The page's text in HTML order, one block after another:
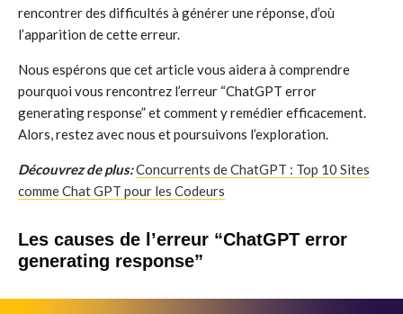
rencontrer des difficultés à générer une réponse, d’où
l’apparition de cette erreur.
Nous espérons que cet article vous aidera à comprendre
pourquoi vous rencontrez l’erreur “ChatGPT error
generating response” et comment y remédier efficacement.
Alors, restez avec nous et poursuivons l’exploration.
Découvrez de plus:Concurrents de ChatGPT : Top 10 Sites
comme Chat GPT pour les Codeurs
Les causes de l’erreur “ChatGPT error
generating response”